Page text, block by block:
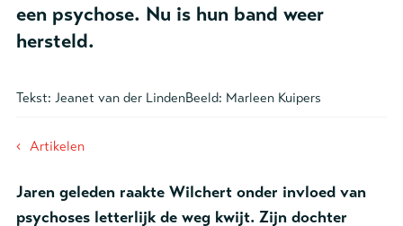
een psychose. Nu is hun band weer
hersteld.
Tekst: Jeanet van der LindenBeeld: Marleen Kuipers
‹ Artikelen
Jaren geleden raakte Wilchert onder invloed van
psychoses letterlijk de weg kwijt. Zijn dochter